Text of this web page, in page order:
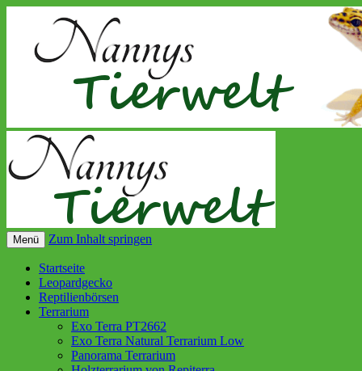
Menü Zum Inhalt springen
Startseite
Leopardgecko
Reptilienbörsen
Terrarium
Exo Terra PT2662
Exo Terra Natural Terrarium Low
Panorama Terrarium